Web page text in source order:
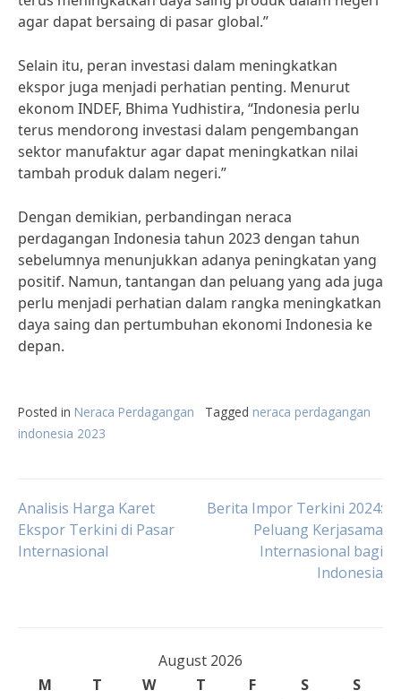
agar dapat bersaing di pasar global.”
Selain itu, peran investasi dalam meningkatkan
ekspor juga menjadi perhatian penting. Menurut
ekonom INDEF, Bhima Yudhistira, “Indonesia perlu
terus mendorong investasi dalam pengembangan
sektor manufaktur agar dapat meningkatkan nilai
tambah produk dalam negeri.”
Dengan demikian, perbandingan neraca
perdagangan Indonesia tahun 2023 dengan tahun
sebelumnya menunjukkan adanya peningkatan yang
positif. Namun, tantangan dan peluang yang ada juga
perlu menjadi perhatian dalam rangka meningkatkan
daya saing dan pertumbuhan ekonomi Indonesia ke
depan.
Posted in Neraca Perdagangan Tagged neraca perdagangan
indonesia 2023
Post
navigation
Analisis Harga Karet
Ekspor Terkini di Pasar
Internasional
Berita Impor Terkini 2024:
Peluang Kerjasama
Internasional bagi
Indonesia
August 2026
M
T W T F S
S